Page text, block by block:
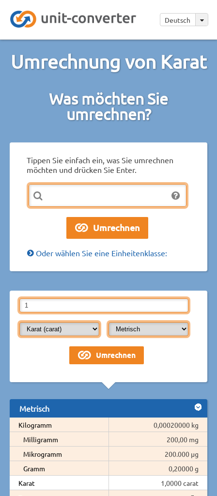
Deutsch
Umrechnung von Karat
Was möchten Sie
umrechnen?
Tippen Sie einfach ein, was Sie umrechnen
möchten und drücken Sie Enter.
Oder wählen Sie eine Einheitenklasse:
Metrisch
Kilogramm
0,00020000 kg
Milligramm
200,00 mg
Mikrogramm
200.000 µg
Gramm
0,20000 g
Karat
1,0000 carat